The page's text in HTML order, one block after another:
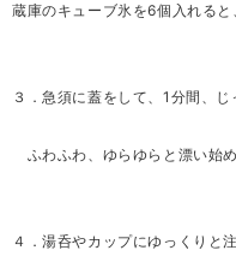
蔵庫のキューブ氷を6個入れる
３．急須に蓋をして、1分間、じ
ふわふわ、ゆらゆらと漂い始
４．湯呑やカップにゆっくりと